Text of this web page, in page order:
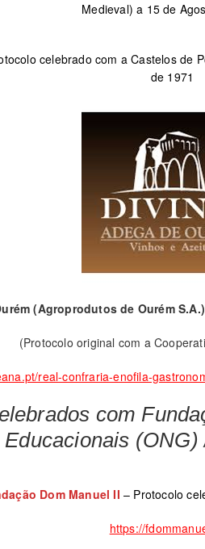
Medieval) a 15 de
celebrado com a Castelos de
de 1971
(Agroprodutos de Ourém
(Protocolo original com a
real-confraria-enofila-
com
Dom Manuel II – Protocolo
https://